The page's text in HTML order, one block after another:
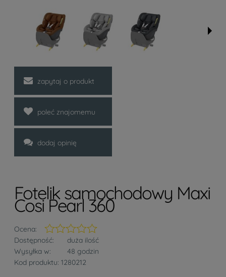
zapytaj o produkt
poleć znajomemu
dodaj opinię
Fotelik samochodowy Maxi
Cosi Pearl 360
Ocena:
Dostępność:
duża ilość
Wysyłka w:
48 godzin
Kod produktu: 1280212